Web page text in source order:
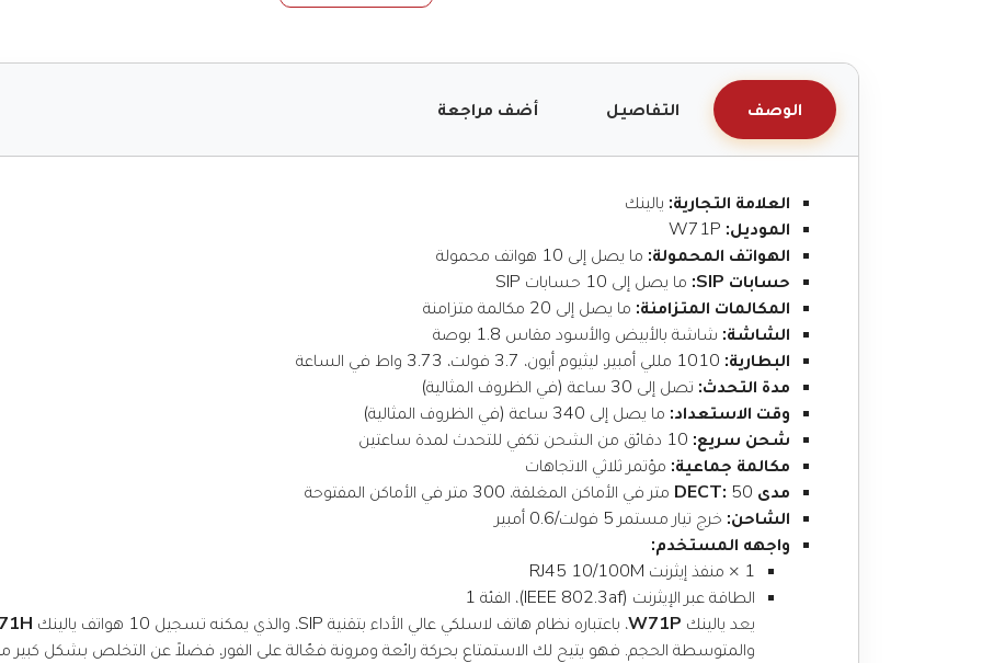
الوصف التفاصيل أضف مراجعة
العلامة التجارية: يالينك
الموديل:
الهواتف المحمولة: ما يصل إلى 10 هواتف محمولة
حسابات SIP:
ما يصل إلى 10 حسابات SIP
المكالمات المتزامنة: ما يصل إلى 20 مكالمة متزامنة
الشاشة: شاشة بالأبيض والأسود مقاس 1.8 بوصة
البطارية:
مدة التحدث: تصل إلى 30 ساعة (في الظروف المثالية)
وقت الاستعداد: ما يصل إلى 340 ساعة (في الظروف المثالية)
شحن سريع:
مكالمة جماعية: مؤتمر ثلاثي الاتجاهات
مدى DECT: 50 متر في الأماكن المغلقة، 300 متر في الأماكن المفتوحة
الشاحن: خرج تيار مستمر 5 فولت/0.6 أمبير
واجهه المستخدم:
1 × منفذ إيثرنت RJ45 10/100M
الطاقة عبر الإيثرنت (IEEE 802.3af)، الفئة 1
يعد يالينك W71P، باعتباره نظام هاتف لاسلكي عالي الأداء بتقنية SIP، والذي يمكنه تسجيل 10 هواتف يالينك DECT
والمتوسطة الحجم. فهو يتيح لك الاستمتاع بحركة رائعة ومرونة فعّالة على الفور، فضلاً عن التخلص بشكل